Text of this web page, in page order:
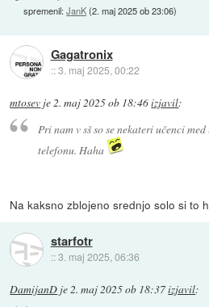
spremenil:JanK(2. maj 2025 ob 23:06)
Gagatronix
::3. maj 2025, 00:22
mtosev je 2. maj 2025 ob 18:46izjavil:
Pri nam v sš so se nekateri učenci
telefonu. Haha
Na kaksno zblojeno srednjo solo si to
starfotr
::3. maj 2025, 06:36
DamijanD je2. maj 2025 ob 18:37izjavil: